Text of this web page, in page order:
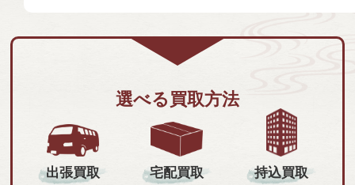
選べる買取方法
出張買取 宅配買取 持込買取